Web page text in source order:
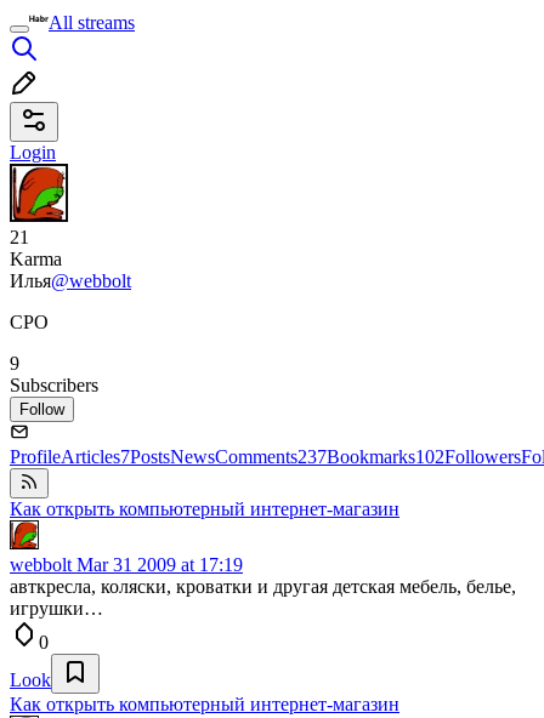
All streams
Login
21
Karma
Илья@webbolt
CPO
9
Subscribers
Follow
ProfileArticles7PostsNewsComments237Bookmarks102Followers
Как открыть компьютерный интернет-магазин
webbolt Mar 31 2009 at 17:19
авткресла, коляски, кроватки и другая детская мебель, белье,
игрушки…
0
Look
Как открыть компьютерный интернет-магазин